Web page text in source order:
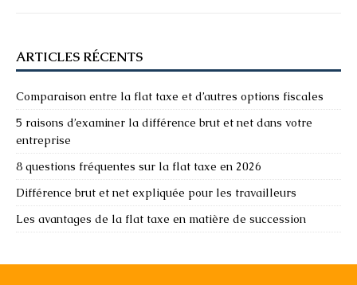
ARTICLES RÉCENTS
Comparaison entre la flat taxe et d’autres options fiscales
5 raisons d’examiner la différence brut et net dans votre
entreprise
8 questions fréquentes sur la flat taxe en 2026
Différence brut et net expliquée pour les travailleurs
Les avantages de la flat taxe en matière de succession